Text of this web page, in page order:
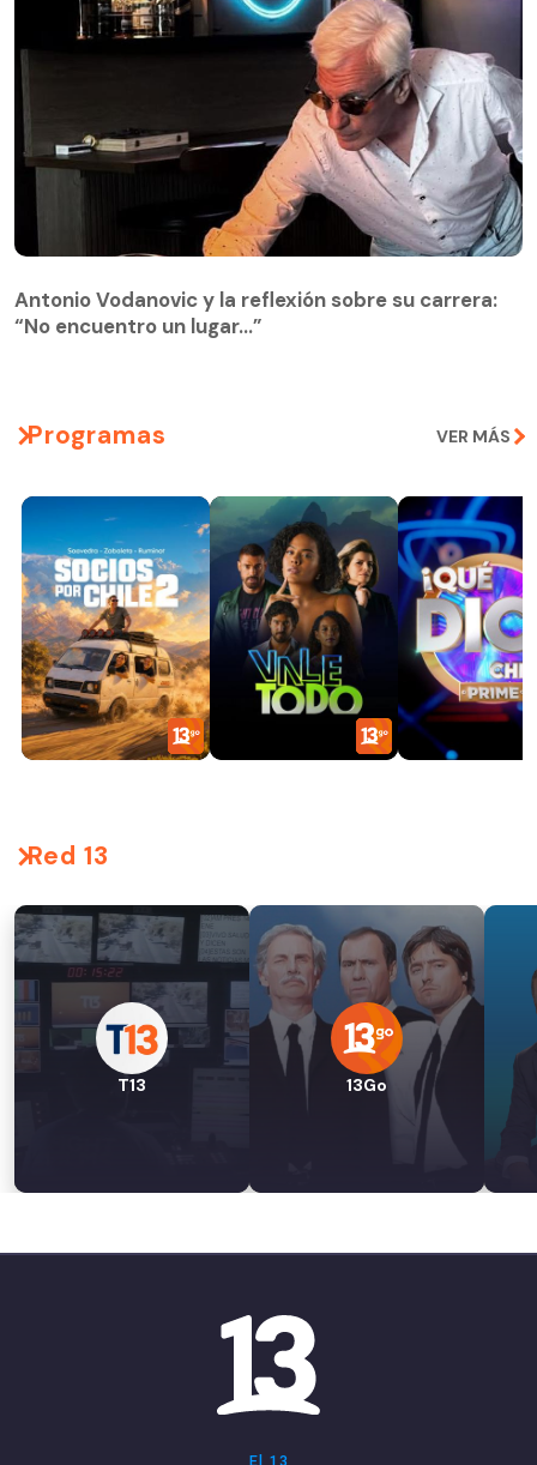
Antonio Vodanovic y la reflexión sobre su carrera:
“No encuentro un lugar…”
Programas VER MÁS
Red 13
T13 13Go
El 13